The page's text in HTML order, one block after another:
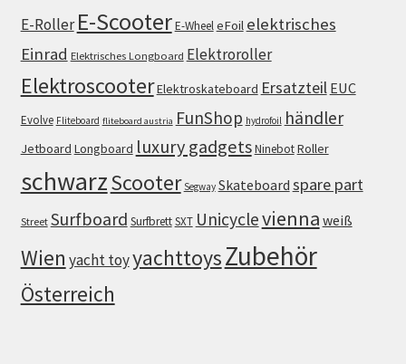
E-Roller E-ScooterE-WheeleFoil elektrisches
Einrad Elektrisches Longboard Elektroroller
ElektroscooterElektroskateboard Ersatzteil EUC
Evolve Fliteboard fliteboard austria FunShop hydrofoil händler
Jetboard Longboard luxury gadgetsNinebotRoller
schwarzScooter Segway Skateboard spare part
Street Surfboard SurfbrettSXT Unicyclevienna weiß
Wien yacht toyyachttoysZubehör
Österreich